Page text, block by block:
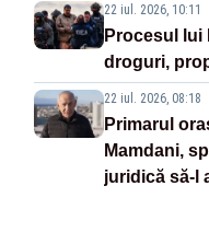
22 iul. 2026, 10:11
Procesul lui
droguri,
22 iul. 2026, 08:18
Primarul
Mamdani,
juridică să-l